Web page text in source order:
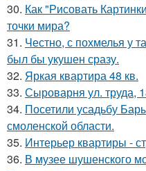
30. Как "Рисовать
точки мира?
31. Честно, с похмелья у
был бы укушен сразу.
32. Яркая квартира 48 кв.
33. Сыроварня ул. труда,
34. Посетили усадьбу
смоленской области.
35. Интерьер квартиры -
36. В музее шушенского